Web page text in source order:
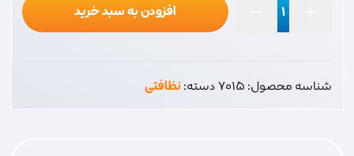
ای
افزودن به سبد خرید
شناسه محصول:7015دسته:نظافتی